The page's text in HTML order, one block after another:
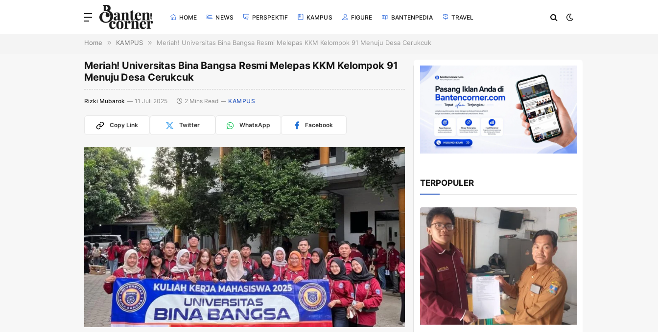
HOME NEWS PERSPEKTIF KAMPUS FIGURE BANTENPEDIA TRAVEL
Home » KAMPUS » Meriah! Universitas Bina Bangsa Resmi Melepas KKM Kelompok 91 Menuju Desa Cerukcuk
Meriah! Universitas Bina Bangsa Resmi Melepas KKM Kelompok 91
Menuju Desa Cerukcuk
Rizki Mubarok 11 Juli 2025 2 Mins Read KAMPUS
Copy Link Twitter WhatsApp Facebook
TERPOPULER